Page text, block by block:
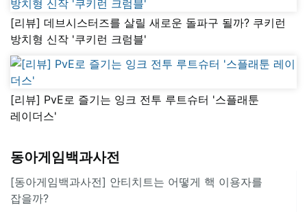
[리뷰] 데브시스터즈를 살릴 새로운 돌파구 될까? 쿠키런
방치형 신작 '쿠키런 크럼블'
[리뷰] PvE로 즐기는 잉크 전투 루트슈터 '스플래툰
레이더스'
동아게임백과사전
[동아게임백과사전] 안티치트는 어떻게 핵 이용자를
잡을까?